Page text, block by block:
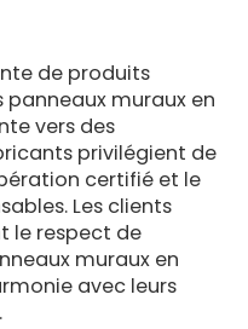
de produits
muraux en
vers des
privilégient de
certifié et le
Les clients
le respect de
muraux en
avec leurs